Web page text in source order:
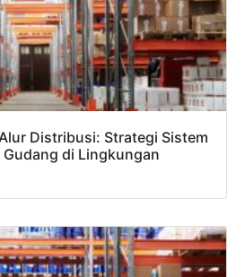
Distribusi: Strategi Sistem
di Lingkungan